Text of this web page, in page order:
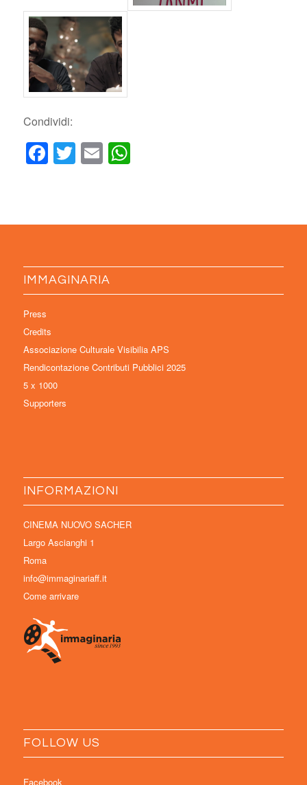
Condividi:
Facebook
Twitter
EmailWhatsApp
IMMAGINARIA
Press
Credits
Associazione Culturale Visibilia APS
Rendicontazione Contributi Pubblici 2025
5 x 1000
Supporters
INFORMAZIONI
CINEMA NUOVO SACHER
Largo Ascianghi 1
Roma
info@immaginariaff.it
Come arrivare
FOLLOW US
Facebook